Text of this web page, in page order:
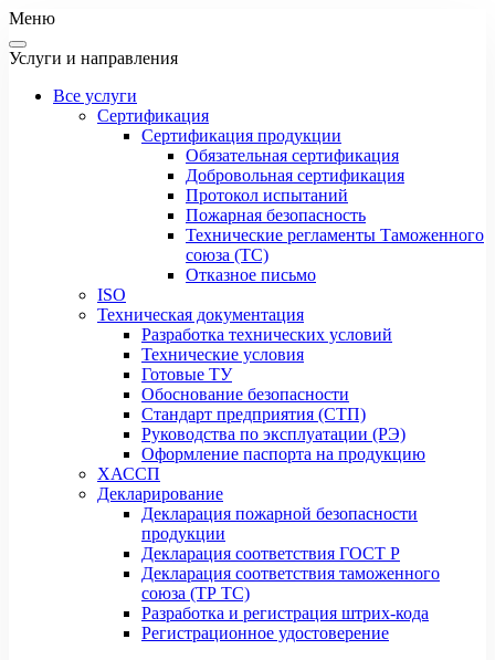
Меню
Услуги и направления
Все услуги
Сертификация
Сертификация продукции
Обязательная сертификация
Добровольная сертификация
Протокол испытаний
Пожарная безопасность
Технические регламенты Таможенного
союза (ТС)
Отказное письмо
ISO
Техническая документация
Разработка технических условий
Технические условия
Готовые ТУ
Обоснование безопасности
Стандарт предприятия (СТП)
Руководства по эксплуатации (РЭ)
Оформление паспорта на продукцию
ХАССП
Декларирование
Декларация пожарной безопасности
продукции
Декларация соответствия ГОСТ Р
Декларация соответствия таможенного
союза (ТР ТС)
Разработка и регистрация штрих-кода
Регистрационное удостоверение